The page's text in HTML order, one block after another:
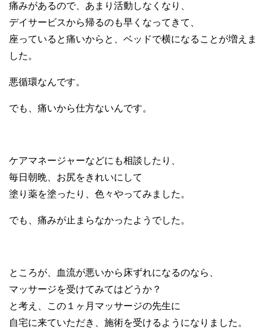
痛みがあるので、あまり活動しなくなり、
デイサービスから帰るのも早くなってきて、
座っていると痛いからと、ベッドで横になることが増えま
した。
悪循環なんです。
でも、痛いから仕方ないんです。
ケアマネージャーなどにも相談したり、
毎日朝晩、お尻をきれいにして
塗り薬を塗ったり、色々やってみました。
でも、痛みが止まらなかったようでした。
ところが、血流が悪いから床ずれになるのなら、
マッサージを受けてみてはどうか？
と考え、この１ヶ月マッサージの先生に
自宅に来ていただき、施術を受けるようになりました。